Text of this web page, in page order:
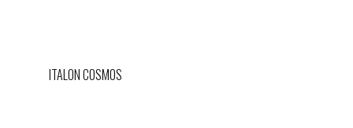
ITALON COSMOS